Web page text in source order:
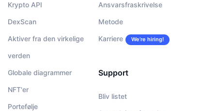
Krypto API
DexScan
Aktiver fra den virkelige
verden
Globale diagrammer
NFT'er
Portefølje
Ansvarsfraskrivelse
Metode
Karriere We’re hiring!
Support
Bliv listet